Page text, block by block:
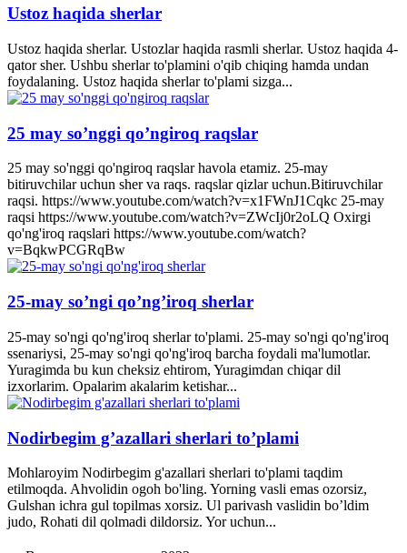
Ustoz haqida sherlar
Ustoz haqida sherlar. Ustozlar haqida rasmli sherlar. Ustoz haqida 4-
qator sher. Ushbu sherlar to'plamini o'qib chiqing hamda undan
foydalaning. Ustoz haqida sherlar to'plami sizga...
25 may so’nggi qo’ngiroq raqslar
25 may so'nggi qo'ngiroq raqslar havola etamiz. 25-may
bitiruvchilar uchun sher va raqs. raqslar qizlar uchun.Bitiruvchilar
raqsi. https://www.youtube.com/watch?v=x1FWnJ1Cqkc 25-may
raqsi https://www.youtube.com/watch?v=ZWcIj0r2oLQ Oxirgi
qo'ng'iroq raqslari https://www.youtube.com/watch?
v=BqkwPCGRqBw
25-may so’ngi qo’ng’iroq sherlar
25-may so'ngi qo'ng'iroq sherlar to'plami. 25-may so'ngi qo'ng'iroq
ssenariysi, 25-may so'ngi qo'ng'iroq barcha foydali ma'lumotlar.
Yuragimda bu kun cheksiz ehtirom, Yuragimdan chiqar dil
izxorlarim. Opalarim akalarim ketishar...
Nodirbegim g’azallari sherlari to’plami
Mohlaroyim Nodirbegim g'azallari sherlari to'plami taqdim
etilmoqda. Ahvolidin ogoh bo'ling. Yorning vasli emas ozorsiz,
Gulshan ichra gul topilmas xorsiz. Ul parivash vaslidin bo’ldim
judo, Rohati dil qolmadi dildorsiz. Yor uchun...